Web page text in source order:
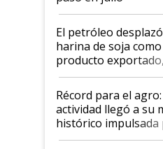
El petróleo
harina de soja
producto exportado,
el agro aportó casi
diez dólares y
liderazgo en un
récord
Récord para el
actividad llegó a su
histórico impulsada
cosecha y las